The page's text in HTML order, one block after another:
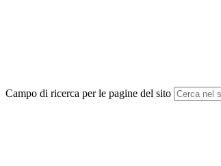
Campo di ricerca per le pagine del sito